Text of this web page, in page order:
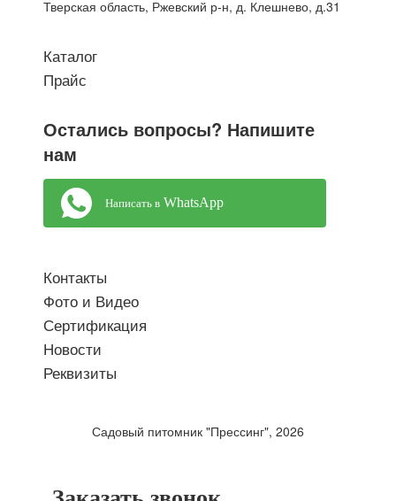
Тверская область, Ржевский р-н, д. Клешнево, д.31
Каталог
Прайс
Остались вопросы? Напишите
нам
Написать в WhatsApp
Контакты
Фото и Видео
Сертификация
Новости
Реквизиты
Садовый питомник "Прессинг", 2026